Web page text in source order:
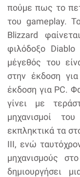
πούμε πως το
του gameplay.
Blizzard
φιλόδοξο
μέγεθός του
στην έκδοση
έκδοση για PC.
γίνει με
μηχανισμοί
εκπληκτικά τα
III, ενώ
μηχανισμούς
δημιουργήσει